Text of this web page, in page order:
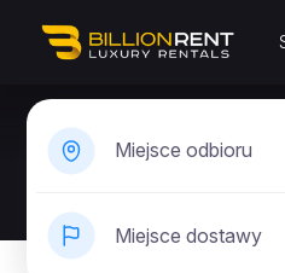
Miejsce odbioru
Miejsce dostawy